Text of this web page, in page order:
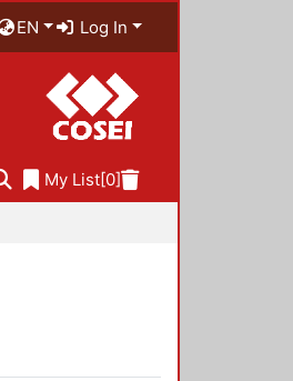
EN Log In
My List[0]